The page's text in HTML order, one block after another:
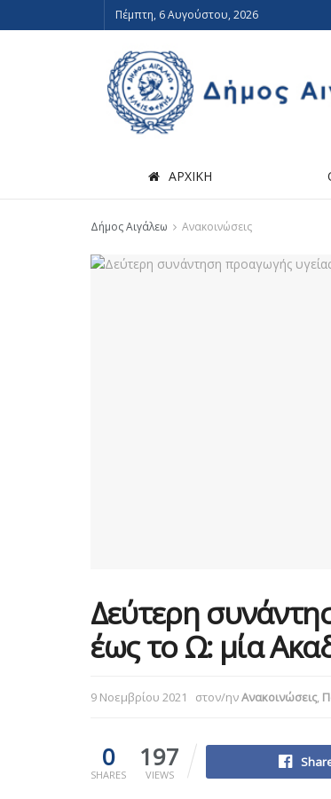
Πέμπτη, 6 Αυγούστου, 2026
ΑΡΧΙΚΗ
Δήμος Αιγάλεω Ανακοινώσεις
Δεύτερη
έως το Ω: μία
9 Νοεμβρίου 2021 στον/ηνΑνακοινώσεις,
0
SHARES
197
VIEWS